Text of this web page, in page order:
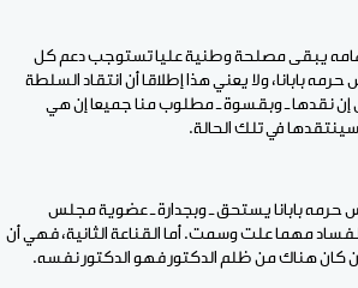
يبقى مصلحة وطنية عليا تستوجب دعم كل
بابانا، ولا يعني هذا إطلاقا أن انتقاد السلطة
إن نقدها ـ وبقسوة ـ مطلوب منا جميعا إن هي
في تلك الحالة.
حرمه بابانا يستحق ـ وبجدارة ـ عضوية مجلس
مهما علت وسمت. أما القناعة الثانية، فهي أن
كان هناك من ظلم الدكتور فهو الدكتور نفسه.